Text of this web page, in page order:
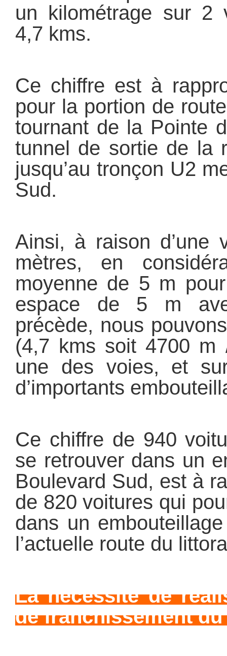
un kilométrage sur 2
4,7 kms.
Ce chiffre est à
pour la portion de
tournant de la Pointe
tunnel de sortie de la
jusqu’au tronçon U2
Sud.
Ainsi, à raison d’une
mètres, en
moyenne de 5 m
espace de 5 m
précède, nous
(4,7 kms soit 4700
une des voies, et
d’importants
Ce chiffre de 940
se retrouver dans un
Boulevard Sud, est à
de 820 voitures qui
dans un
l’actuelle route du
La nécessité de
de franchissement